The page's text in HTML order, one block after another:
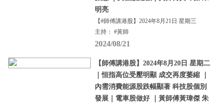
明亮
【#師傅講港股】2024年8月21日 星期三
主持： #黃師
2024/08/21
【師傅講港股】2024年8月20日 星期二
｜恒指高位受壓明顯 成交再度萎縮 ｜
內需消費能源股跌幅顯著 科技股個別
發展｜電車股做好 ｜黃師傅黃瑋傑 朱